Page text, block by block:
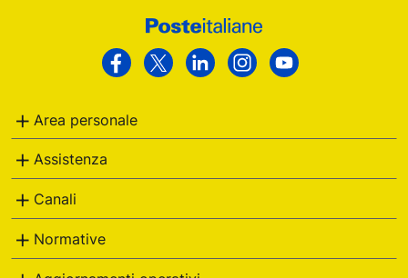
Facebook
Twitter LinkedinInstagram
Area personale
Assistenza
Canali
Normative